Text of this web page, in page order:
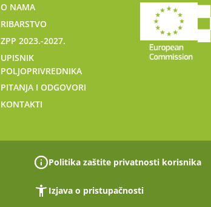
O NAMA
RIBARSTVO
ZPP 2023.-2027.
UPISNIK
POLJOPRIVREDNIKA
PITANJA I ODGOVORI
KONTAKTI
Politika zaštite privatnosti korisnika
Izjava o pristupačnosti